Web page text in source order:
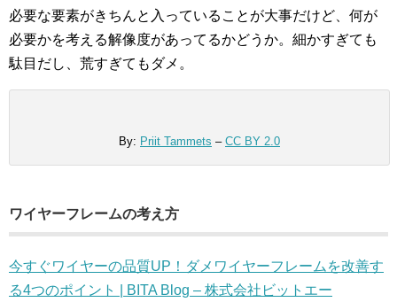
必要な要素がきちんと入っていることが大事だけど、何が
必要かを考える解像度があってるかどうか。細かすぎても
駄目だし、荒すぎてもダメ。
By: Priit Tammets – CC BY 2.0
ワイヤーフレームの考え方
今すぐワイヤーの品質UP！ダメワイヤーフレームを改善す
る4つのポイント | BITA Blog – 株式会社ビットエー